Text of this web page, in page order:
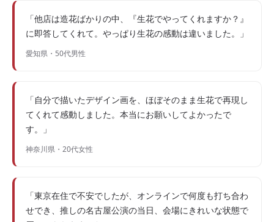
「他店は造花ばかりの中、『生花でやってくれますか？』
に即答してくれて。やっぱり生花の感動は違いました。」
愛知県・50代男性
「自分で描いたデザイン画を、ほぼそのまま生花で再現し
てくれて感動しました。本当にお願いしてよかったで
す。」
神奈川県・20代女性
「東京在住で不安でしたが、オンラインで何度も打ち合わ
せでき、推しの名古屋公演の当日、会場にきれいな状態で